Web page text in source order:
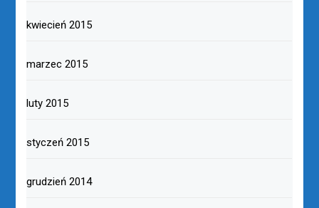
kwiecień 2015
marzec 2015
luty 2015
styczeń 2015
grudzień 2014